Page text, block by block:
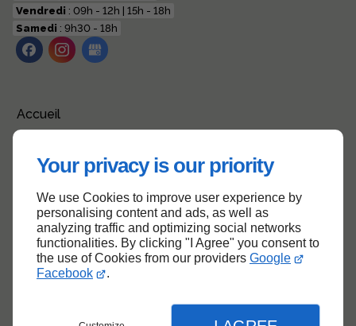
Your privacy is our priority
We use Cookies to improve user experience by
personalising content and ads, as well as
analyzing traffic and optimizing social networks
functionalities. By clicking "I Agree" you consent to
the use of Cookies from our providers Google
Facebook
.
Vendredi : 09h - 12h | 15h - 18h
Samedi : 9h30 - 18h
Accueil
Mentions légales
Plan du site
Haut de page